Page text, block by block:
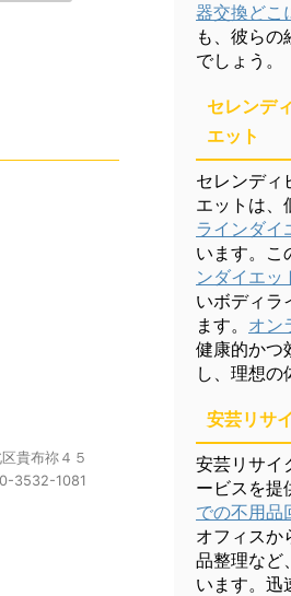
貴布祢４５
3532-1081
器交換どこ
も、彼らの
でしょう。
セレンデ
エット
セレンディ
エットは、
ラインダイ
います。こ
ンダイエッ
いボディラ
ます。 オン
健康的かつ
し、理想の
安芸リサ
安芸リサイ
ービスを提
での不用品
オフィスか
品整理など
います。迅